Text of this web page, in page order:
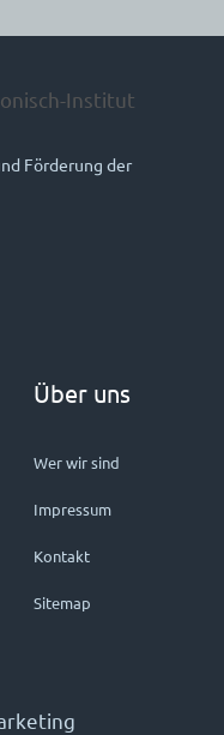
Förderung der
Über uns
Wer wir sind
Impressum
Kontakt
Sitemap